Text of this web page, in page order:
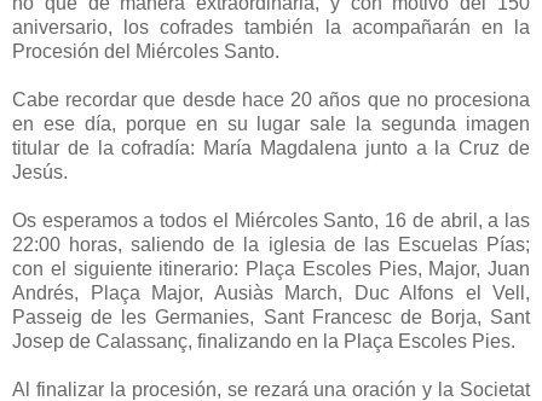
aniversario, los cofrades también la acompañarán en la
Procesión del Miércoles Santo.
Cabe recordar que desde hace 20 años que no procesiona
en ese día, porque en su lugar sale la segunda imagen
titular de la cofradía: María Magdalena junto a la Cruz de
Jesús.
Os esperamos a todos el Miércoles Santo, 16 de abril, a las
22:00 horas, saliendo de la iglesia de las Escuelas Pías;
con el siguiente itinerario: Plaça Escoles Pies, Major, Juan
Andrés, Plaça Major, Ausiàs March, Duc Alfons el Vell,
Passeig de les Germanies, Sant Francesc de Borja, Sant
Josep de Calassanç, finalizando en la Plaça Escoles Pies.
Al finalizar la procesión, se rezará una oración y la Societat